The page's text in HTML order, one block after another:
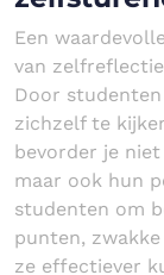
Een
van
Door
zichzelf te
bevorder je
maar ook hun
studenten om
punten,
ze effectiever